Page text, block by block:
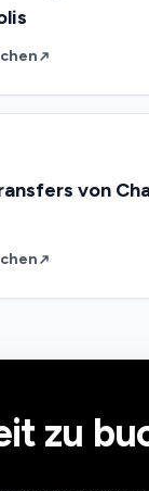
von
zu